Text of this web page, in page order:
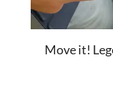
Move it!